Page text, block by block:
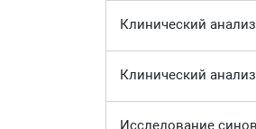
Клинический
Клинический
Исследование